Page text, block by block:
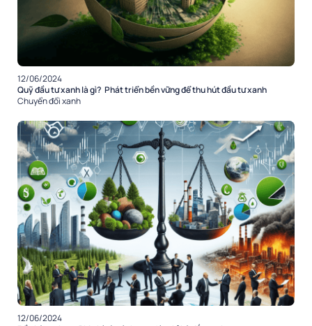
12/06/2024
Quỹ đầu tư xanh là gì? Phát triển bền vững để thu hút đầu tư xanh
Chuyển đổi xanh
12/06/2024